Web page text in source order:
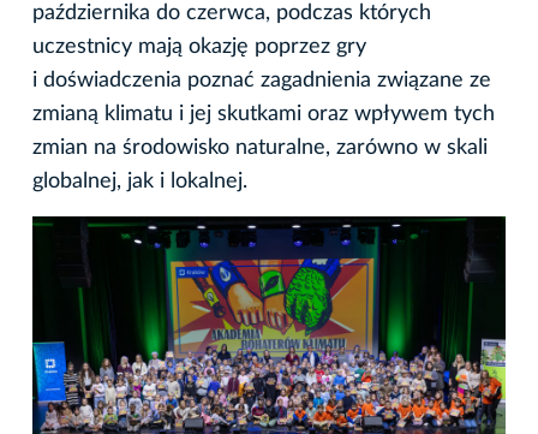
października do czerwca, podczas których
uczestnicy mają okazję poprzez gry
i doświadczenia poznać zagadnienia związane ze
zmianą klimatu i jej skutkami oraz wpływem tych
zmian na środowisko naturalne, zarówno w skali
globalnej, jak i lokalnej.